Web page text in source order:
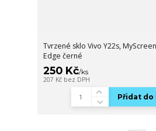
Tvrzené sklo Vivo Y22s,
Edge černé
250 Kč/ks
207 Kč bez DPH
Přidat do